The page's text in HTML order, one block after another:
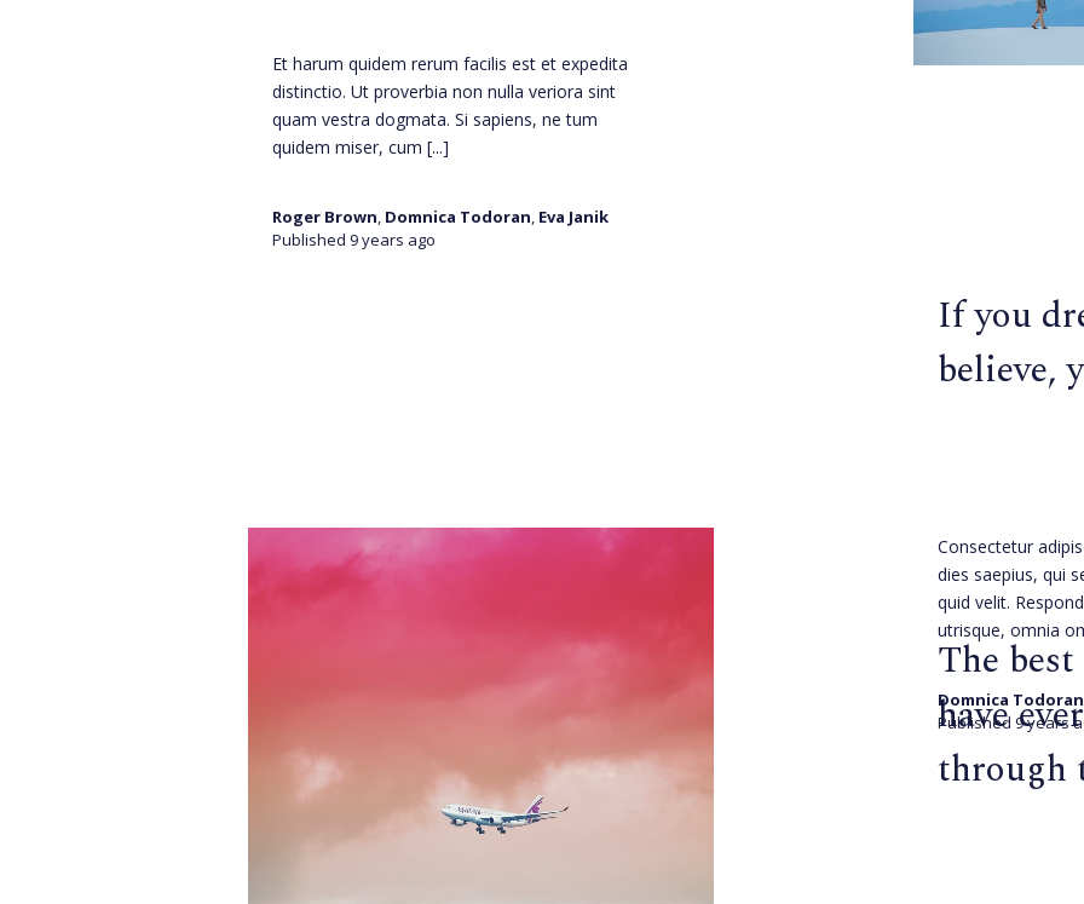
Et harum quidem rerum facilis est et expedita
distinctio. Ut proverbia non nulla veriora sint
quam vestra dogmata. Si sapiens, ne tum
quidem miser, cum [...]
Roger Brown, Domnica Todoran, Eva Janik
Published 9 years ago
If you
believe,
Consectetur
dies saepius, qui
quid velit.
utrisque, omnia
Domnica Todoran
Published 9 years
The
have
through